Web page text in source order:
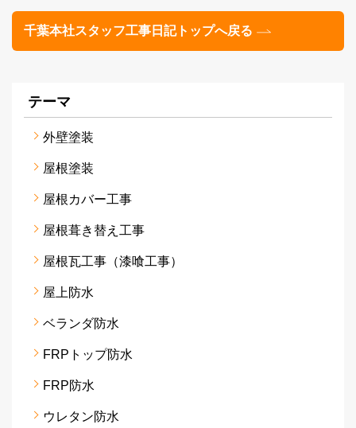
千葉本社スタッフ工事日記トップへ戻る
テーマ
外壁塗装
屋根塗装
屋根カバー工事
屋根葺き替え工事
屋根瓦工事（漆喰工事）
屋上防水
ベランダ防水
FRPトップ防水
FRP防水
ウレタン防水